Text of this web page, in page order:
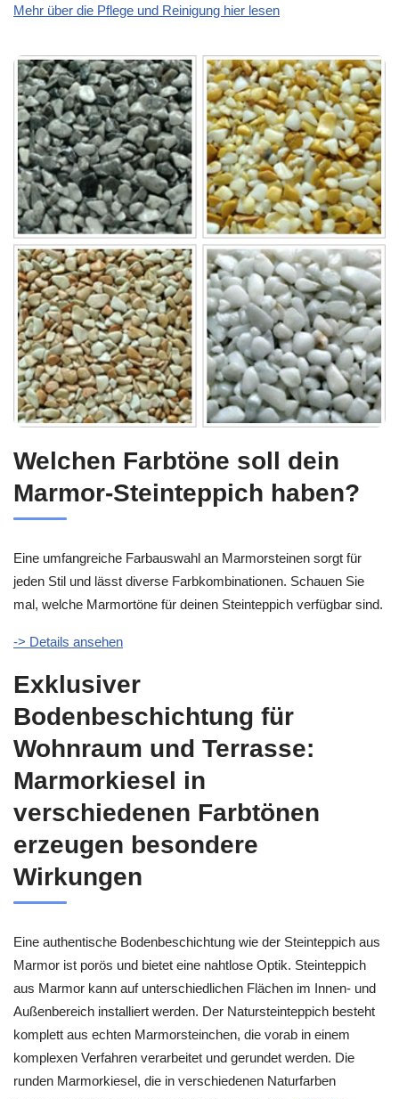
Mehr über die Pflege und Reinigung hier lesen
Welchen Farbtöne soll dein
Marmor-Steinteppich haben?
Eine umfangreiche Farbauswahl an Marmorsteinen sorgt für
jeden Stil und lässt diverse Farbkombinationen. Schauen Sie
mal, welche Marmortöne für deinen Steinteppich verfügbar sind.
-> Details ansehen
Exklusiver
Bodenbeschichtung für
Wohnraum und Terrasse:
Marmorkiesel in
verschiedenen Farbtönen
erzeugen besondere
Wirkungen
Eine authentische Bodenbeschichtung wie der Steinteppich aus
Marmor ist porös und bietet eine nahtlose Optik. Steinteppich
aus Marmor kann auf unterschiedlichen Flächen im Innen- und
Außenbereich installiert werden. Der Natursteinteppich besteht
komplett aus echten Marmorsteinchen, die vorab in einem
komplexen Verfahren verarbeitet und gerundet werden. Die
runden Marmorkiesel, die in verschiedenen Naturfarben